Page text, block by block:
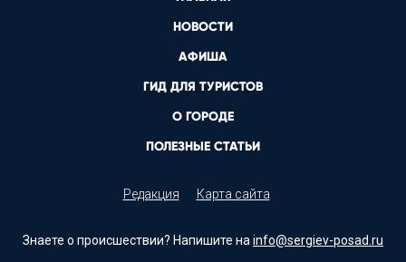
НОВОСТИ
АФИША
ГИД ДЛЯ ТУРИСТОВ
О ГОРОДЕ
ПОЛЕЗНЫЕ СТАТЬИ
Редакция Карта сайта
Знаете о происшествии? Напишите на info@sergiev-posad.ru